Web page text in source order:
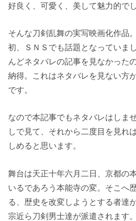
好良く、可愛く、美して魅力的でし
そんな刀剣乱舞の実写映画化作品
初、ＳＮＳでも話題となっていま
んどネタバレの記事を見なかった
納得。これはネタバレを見ない方
です。
なので本記事でもネタバレはしま
しで見て、それから二度目を見れ
しめると思います。
舞台は天正十年六月二日、京都の
いるであろう本能寺の変。そこへ
る、歴史を改変しようとする者達
宗近ら刀剣男士達が派遣されます